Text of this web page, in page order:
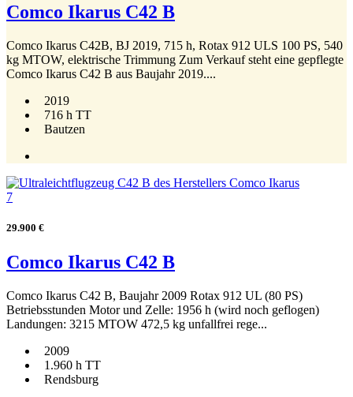
Comco Ikarus C42 B
Comco Ikarus C42B, BJ 2019, 715 h, Rotax 912 ULS 100 PS, 540
kg MTOW, elektrische Trimmung Zum Verkauf steht eine gepflegte
Comco Ikarus C42 B aus Baujahr 2019....
2019
716 h TT
Bautzen
7
29.900 €
Comco Ikarus C42 B
Comco Ikarus C42 B, Baujahr 2009 Rotax 912 UL (80 PS)
Betriebsstunden Motor und Zelle: 1956 h (wird noch geflogen)
Landungen: 3215 MTOW 472,5 kg unfallfrei rege...
2009
1.960 h TT
Rendsburg